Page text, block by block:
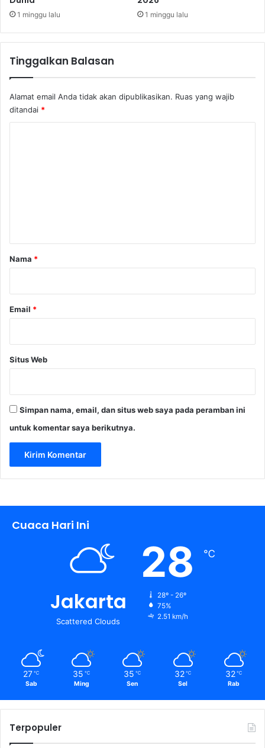
k
a
a
S
e
t
o
r
B
1 minggu lalu 1 minggu lalu
Tinggalkan Balasan
Alamat email Anda tidak akan dipublikasikan. Ruas yang wajib
ditandai *
rNama *
Email *
Situs Web
Simpan nama, email, dan situs web saya pada peramban ini
untuk komentar saya berikutnya.
Cuaca Hari Ini
Jakarta
Scattered Clouds
28 ℃
28º - 26º
75%
2.51 km/h
27 ℃
Sab
35 ℃
Ming
35 ℃
Sen
32 ℃
Sel
32 ℃
Rab
Terpopuler